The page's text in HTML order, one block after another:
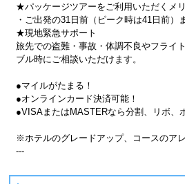
★パッケージツアーをご利用いただくメ
・ご出発の31日前（ピーク時は41日前）
★現地緊急サポート
旅先での盗難・事故・体調不良やフライ
ブル時にご相談いただけます。
●マイルがたまる！
●オンラインカード決済可能！
●VISAまたはMASTERなら分割、リボ、
※ホテルのグレードアップ、コースのア
---